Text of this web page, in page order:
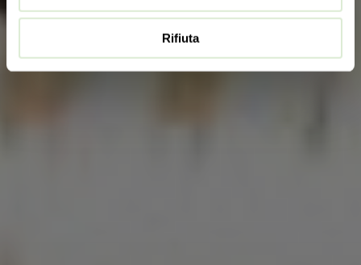
Rifiuta